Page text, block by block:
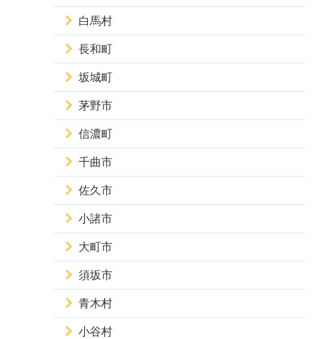
白馬村
長和町
坂城町
茅野市
信濃町
千曲市
佐久市
小諸市
大町市
須坂市
青木村
小谷村